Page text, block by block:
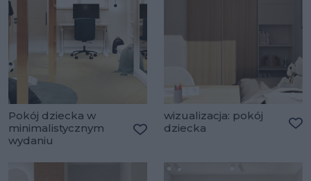
Pokój dziecka w
minimalistycznym
wydaniu
wizualizacja: pokój
dziecka